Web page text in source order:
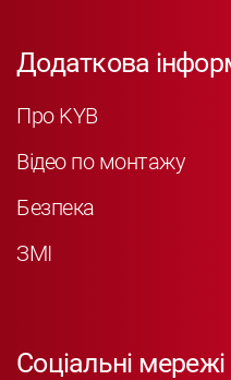
Додаткова
Про KYB
Відео по монтажу
Безпека
ЗМІ
Соціальні мережі